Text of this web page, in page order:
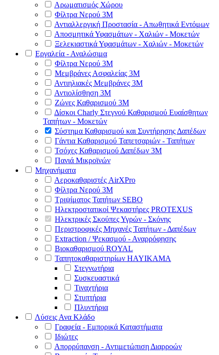
Αρωματισμός Χώρου
Φίλτρα Νερού 3Μ
Αντιαλλεργική Προστασία - Απωθητικά Εντόμων
Αποσμητικά Υφασμάτων - Χαλιών - Μοκετών
Ξελεκιαστικά Υφασμάτων - Χαλιών - Μοκετών
Εργαλεία - Αναλώσιμα
Φίλτρα Νερού 3Μ
Μεμβράνες Ασφαλείας 3Μ
Αντιηλιακές Μεμβράνες 3Μ
Αντιολίσθηση 3Μ
Ζώνες Καθαρισμού 3Μ
Δίσκοι Charly Στεγνού Καθαρισμού Ευαίσθητων
Ταπήτων - Μοκετών
Σύστημα Καθαρισμού και Συντήρησης Δαπέδων
Γάντια Καθαρισμού Ταπετσαριών - Ταπήτων
Τσόχες Καθαρισμού Δαπέδων 3Μ
Πανιά Μικροϊνών
Μηχανήματα
Αεροκαθαριστές AirXPro
Φίλτρα Νερού 3M
Τριψίματος Ταπήτων SEBO
Ηλεκτροστατικοί Ψεκαστήρες PROTEXUS
Ηλεκτρικές Σκούπες Υγρών - Σκόνης
Περιστροφικές Μηχανές Ταπήτων - Δαπέδων
Extraction / Ψεκασμού - Αναρρόφησης
Βιοκαθαρισμού ROYAL
Ταπητοκαθαριστηρίων HAYIKAMA
Στεγνωτήρια
Συσκευαστικά
Τιναχτήρια
Στυπτήρια
Πλυντήρια
Λύσεις Ανα Κλάδο
Γραφεία - Εμπορικά Καταστήματα
Ιδιώτες
Απορρύπανση - Αντιμετώπιση Διαρροών